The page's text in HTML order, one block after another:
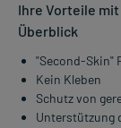
Ihre Vorteile
Überblick
"Second-Skin"
Kein Kleben
Schutz von
Unterstützung